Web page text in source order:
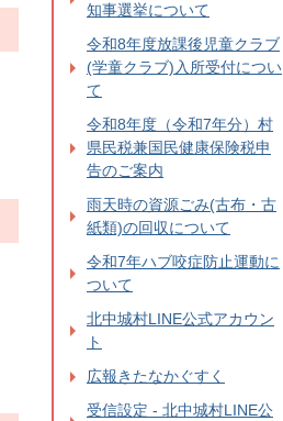
知事選挙について
令和8年度放課後児童クラブ
(学童クラブ)入所受付につい
て
令和8年度（令和7年分）村
県民税兼国民健康保険税申
告のご案内
雨天時の資源ごみ(古布・古
紙類)の回収について
令和7年ハブ咬症防止運動に
ついて
北中城村LINE公式アカウン
ト
広報きたなかぐすく
受信設定 - 北中城村LINE公